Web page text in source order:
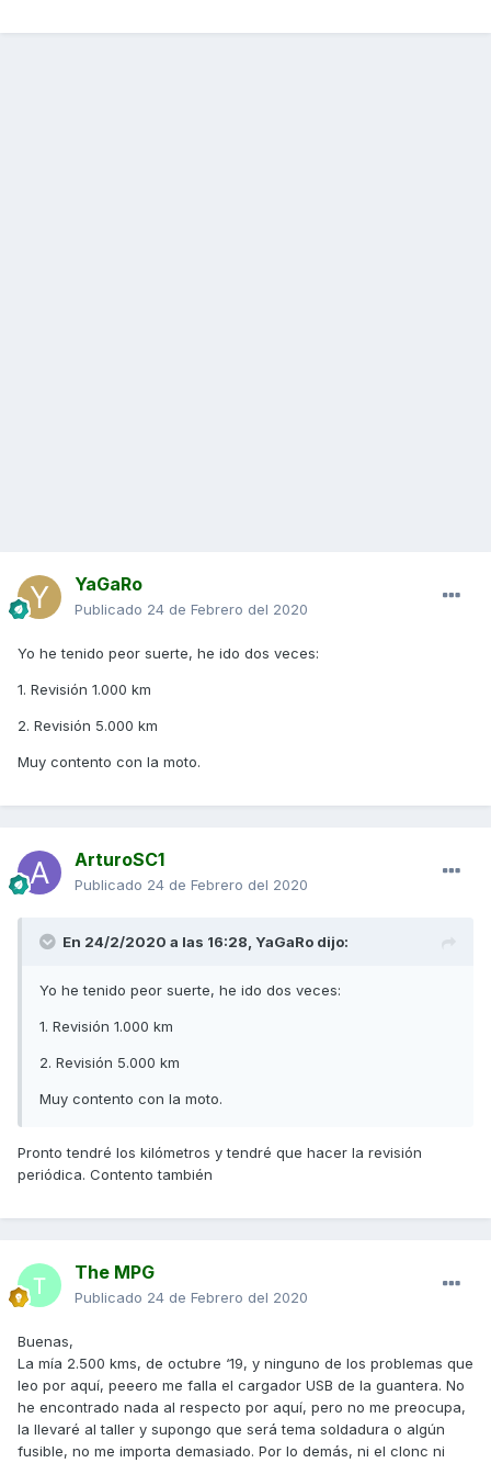
YaGaRo
Publicado 24 de Febrero del 2020
Yo he tenido peor suerte, he ido dos veces:
1. Revisión 1.000 km
2. Revisión 5.000 km
Muy contento con la moto.
ArturoSC1
Publicado 24 de Febrero del 2020
En 24/2/2020 a las 16:28, YaGaRo dijo:
Yo he tenido peor suerte, he ido dos veces:
1. Revisión 1.000 km
2. Revisión 5.000 km
Muy contento con la moto.
Pronto tendré los kilómetros y tendré que hacer la revisión
periódica. Contento también
The MPG
Publicado 24 de Febrero del 2020
Buenas,
La mía 2.500 kms, de octubre ‘19, y ninguno de los problemas que
leo por aquí, peeero me falla el cargador USB de la guantera. No
he encontrado nada al respecto por aquí, pero no me preocupa,
la llevaré al taller y supongo que será tema soldadura o algún
fusible, no me importa demasiado. Por lo demás, ni el clonc ni